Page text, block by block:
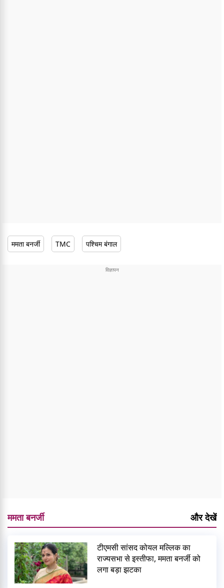
ममता बनर्जी TMC पश्चिम बंगाल
ममता बनर्जी और देखें
टीएमसी सांसद कोयल मल्लिक का
राज्यसभा से इस्तीफा, ममता बनर्जी को
लगा बड़ा झटका